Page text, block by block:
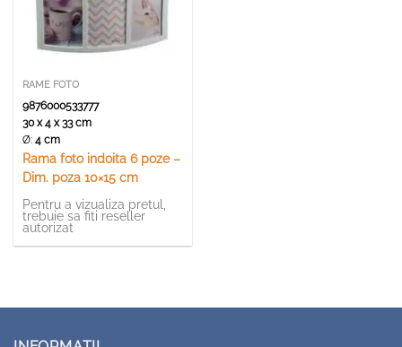
RAME FOTO
9876000533777
30 x 4 x 33 cm
Ø:4 cm
Rama foto indoita 6 poze –
Dim. poza 10×15 cm
Pentru a vizualiza pretul,
trebuie sa fiti reseller
autorizat